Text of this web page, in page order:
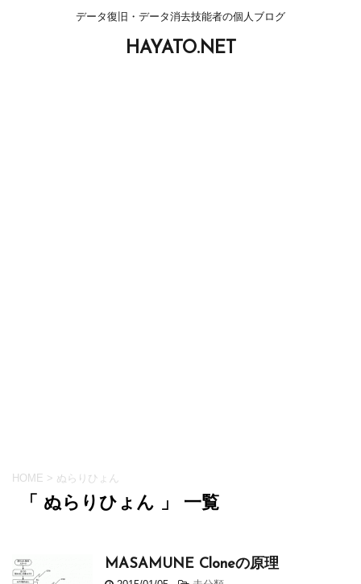
データ復旧・データ消去技能者の個人ブログ
HAYATO.NET
HOME > ぬらりひょん
「 ぬらりひょん 」 一覧
MASAMUNE Cloneの原理